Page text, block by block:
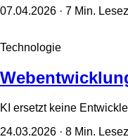
07.04.2026 · 7 Min.
Technologie
KI ersetzt keine
24.03.2026 · 8 Min.